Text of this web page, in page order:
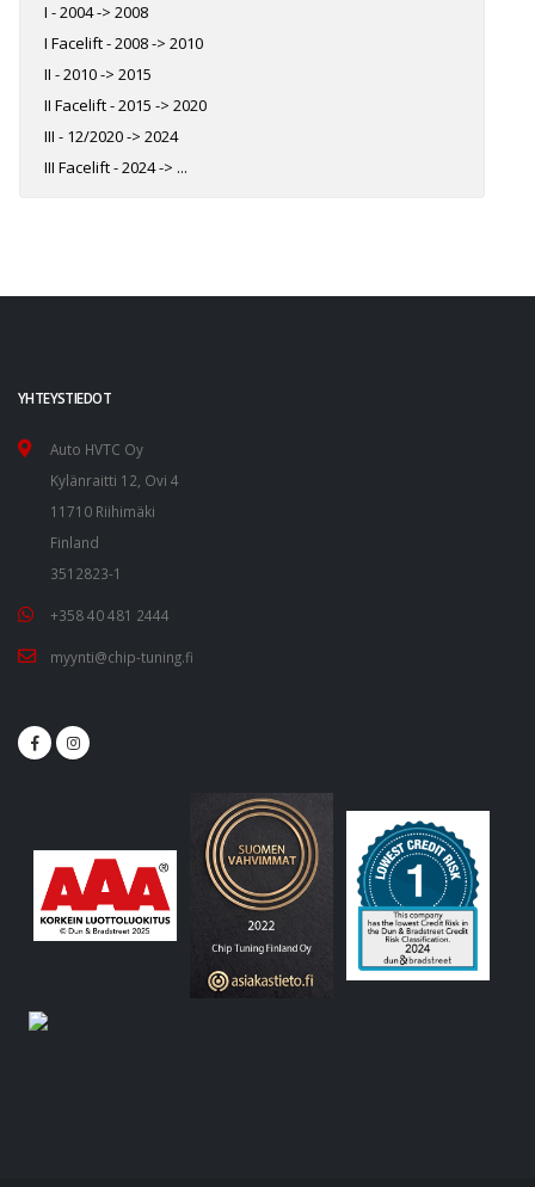
I - 2004 -> 2008
I Facelift - 2008 -> 2010
II - 2010 -> 2015
II Facelift - 2015 -> 2020
III - 12/2020 -> 2024
III Facelift - 2024 -> ...
YHTEYSTIEDOT
Auto HVTC Oy
Kylänraitti 12, Ovi 4
11710 Riihimäki
Finland
3512823-1
+358 40 481 2444
myynti@chip-tuning.fi